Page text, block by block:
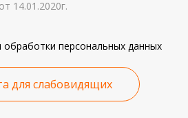
14.01.2020г.
персональных данных
для слабовидящих